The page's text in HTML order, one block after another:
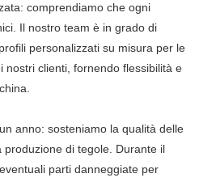
comprendiamo che ogni
Il nostro team è in grado di
personalizzati su misura per le
nostri clienti, fornendo flessibilità e
anno: sosteniamo la qualità delle
produzione di tegole. Durante il
parti danneggiate per